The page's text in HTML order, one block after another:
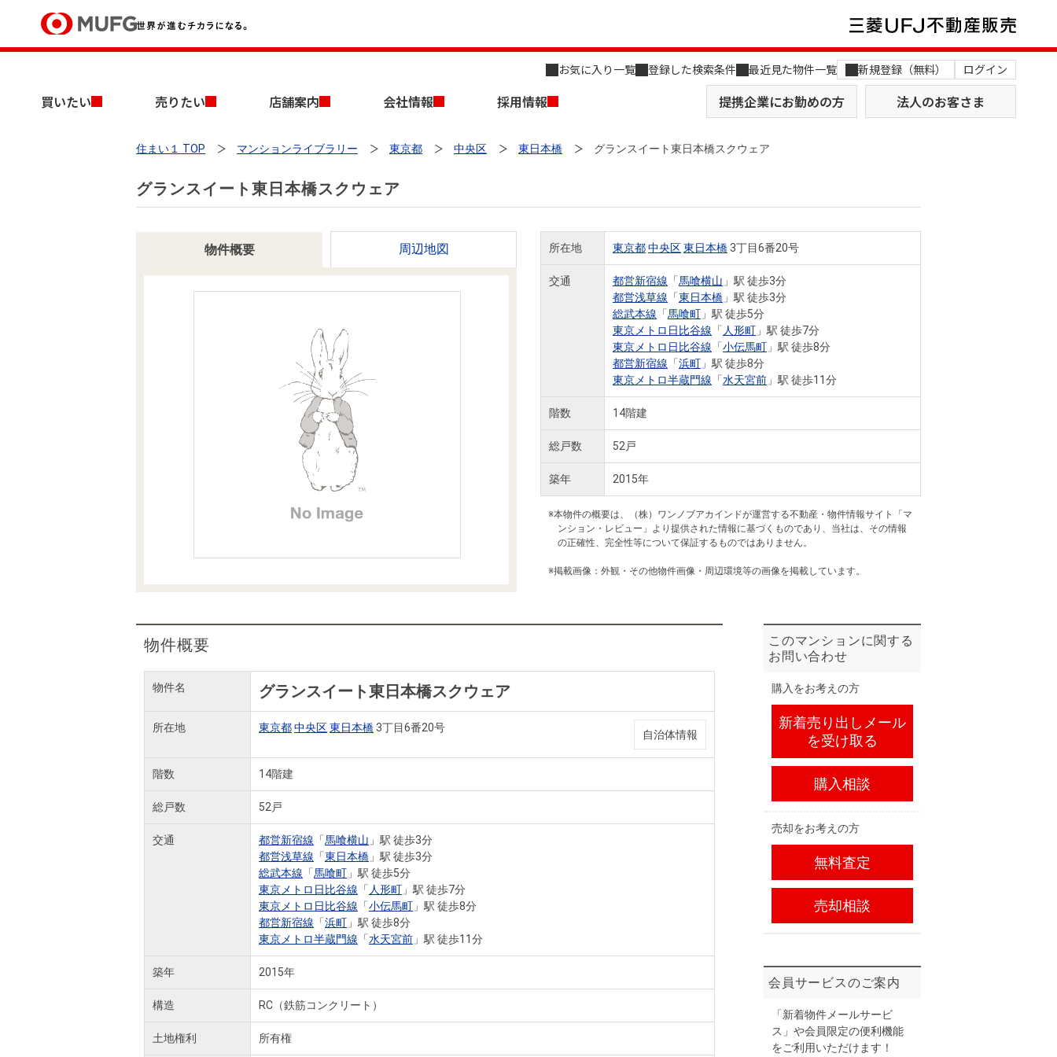
お気に入り一覧 登録した検索条件 最近見た物件一覧 新規登録（無料） ログイン
買いたい 売りたい 店舗案内 会社情報 採用情報 提携企業にお勤めの方 法人のお客さま
買いたいTOP
新築・中古一戸建てを探す 土地を探す
おすすめ物件から探す
住宅ローンシミュレーション
売りたいTOP
AI不動産査定
店舗案内TOP
店舗のご案内（名古屋） 店舗のご案内（関西）
会社情報TOP
会社概要 MUFG Way
役員一覧
ニュースリリース
採用情報TOP
キャリア採用情報
売りたい
住まい１ TOP マンションライブラリー 東京都 中央区 東日本橋 グランスイート東日本橋スクウェア
グランスイート東日本橋スクウェア
物件概要 周辺地図 所在地 東京都中央区東日本橋 3丁目6番20号
交通 都営新宿線 「馬喰横山 」駅 徒歩3分
都営浅草線 「東日本橋 」駅 徒歩3分
総武本線 「馬喰町 」駅 徒歩5分
東京メトロ日比谷線 「 人形町 」駅 徒歩7分
東京メトロ日比谷線 「小伝馬町 」駅 徒歩8分
都営新宿線 「浜町 」駅 徒歩8分
東京メトロ半蔵門線 「水天宮前 」駅 徒歩11分
階数 14階建
総戸数 52戸
築年 2015年
※本物件の概要は、（株）ワンノブアカインドが運営する不動産・物件情報サイト「マ
ンション・レビュー」より提供された情報に基づくものであり、当社は、その情報
の正確性、完全性等について保証するものではありません。
※掲載画像：外観・その他物件画像・周辺環境等の画像を掲載しています。
物件概要
物件名 グランスイート東日本橋スクウェア
所在地 東京都中央区東日本橋 3丁目6番20号
自治体情報
階数 14階建
総戸数 52戸
交通 都営新宿線 「馬喰横山 」駅 徒歩3分
都営浅草線 「東日本橋 」駅 徒歩3分
総武本線 「馬喰町 」駅 徒歩5分
東京メトロ日比谷線 「 人形町 」駅 徒歩7分
東京メトロ日比谷線 「小伝馬町 」駅 徒歩8分
都営新宿線 「浜町 」駅 徒歩8分
東京メトロ半蔵門線 「水天宮前 」駅 徒歩11分
築年 2015年
構造 RC（鉄筋コンクリート）
土地権利 所有権
このマンションに関する
お問い合わせ
購入をお考えの方
新着売り出しメール
を受け取る
購入相談
売却をお考えの方
無料査定
売却相談
会員サービスのご案内
「新着物件メールサービ
ス」や会員限定の便利機能
をご利用いただけます！